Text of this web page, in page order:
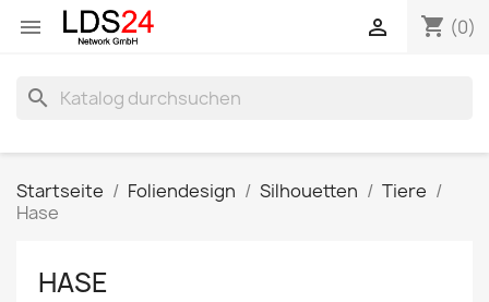
 shopping_cart (0)

search
Startseite Foliendesign Silhouetten
Tiere
Hase
HASE